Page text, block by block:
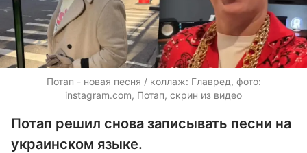
Потап - новая песня / коллаж: Главред, фото:
instagram.com, Потап, скрин из видео
Потап решил снова записывать песни на
украинском языке.